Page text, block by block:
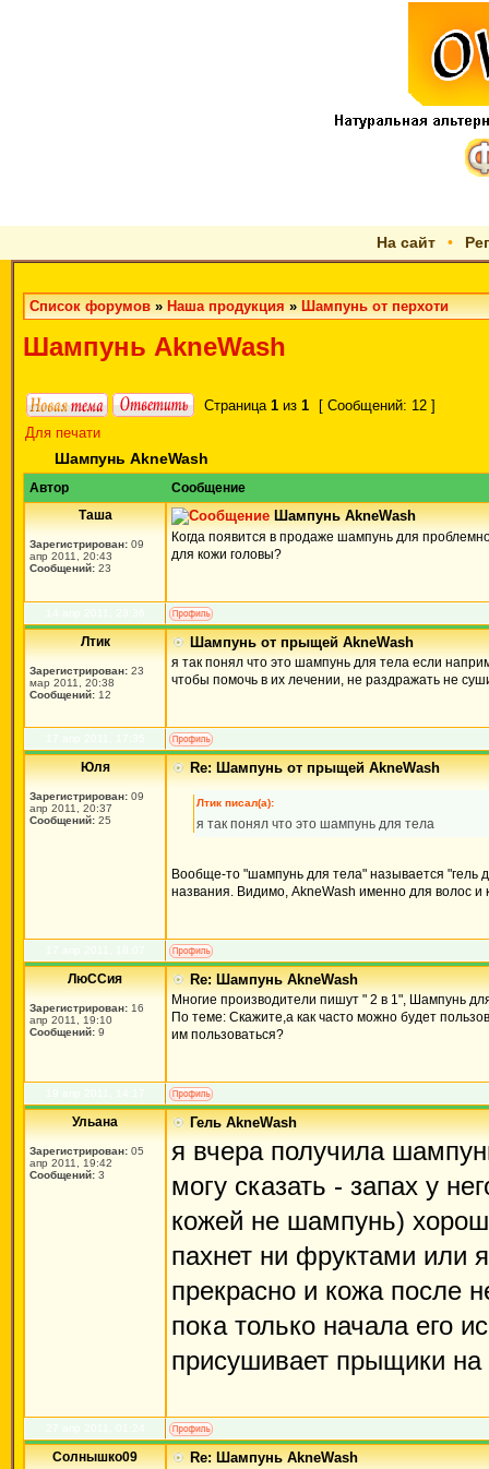
На сайт •
Список форумов»Наша продукция»Шампунь от перхоти
Шампунь AkneWash
Страница 1 из 1
[ Сообщений: 12 ]
Для печати
Шампунь AkneWash
Автор
Сообщение
Таша
Зарегистрирован: 09
апр 2011, 20:43
Сообщений: 23
Шампунь AkneWash
Когда появится в продаже шампунь для
для кожи головы?
Лтик
Зарегистрирован: 23
мар 2011, 20:38
Сообщений: 12
Шампунь от прыщей AkneWash
я так понял что это шампунь для тела если
чтобы помочь в их лечении, не раздражать не
Юля
Зарегистрирован: 09
апр 2011, 20:37
Сообщений: 25
Re: Шампунь от прыщей AkneWash
Лтик писал(а):
я так понял что это шампунь для тела
Вообще-то "шампунь для тела" называется "гель
названия. Видимо, AkneWash именно для волос и
ЛюССия
Зарегистрирован: 16
апр 2011, 19:10
Сообщений: 9
Re: Шампунь AkneWash
Многие производители пишут " 2 в 1", Шампунь
По теме: Скажите,а как часто можно будет
им пользоваться?
Ульана
Зарегистрирован: 05
апр 2011, 19:42
Сообщений: 3
Гель AkneWash
я вчера получила
могу сказать - запах у
кожей не шампунь)
пахнет ни фруктами или
прекрасно и кожа после
пока только начала его
присушивает прыщики на
Солнышко09 Re: Шампунь AkneWash